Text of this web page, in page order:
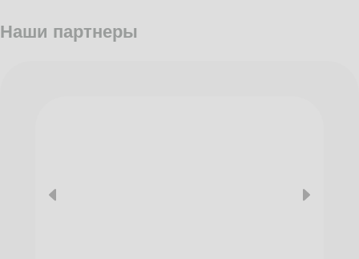
Наши партнеры